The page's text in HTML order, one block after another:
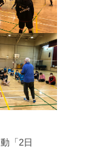
「2日